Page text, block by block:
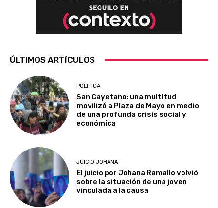
ÚLTIMOS ARTÍCULOS
POLITICA
San Cayetano: una multitud
movilizó a Plaza de Mayo en medio
de una profunda crisis social y
económica
JUICIO JOHANA
El juicio por Johana Ramallo volvió
sobre la situación de una joven
vinculada a la causa